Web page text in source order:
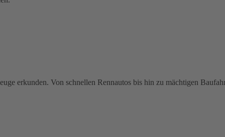
erkunden. Von schnellen Rennautos bis hin zu mächtigen